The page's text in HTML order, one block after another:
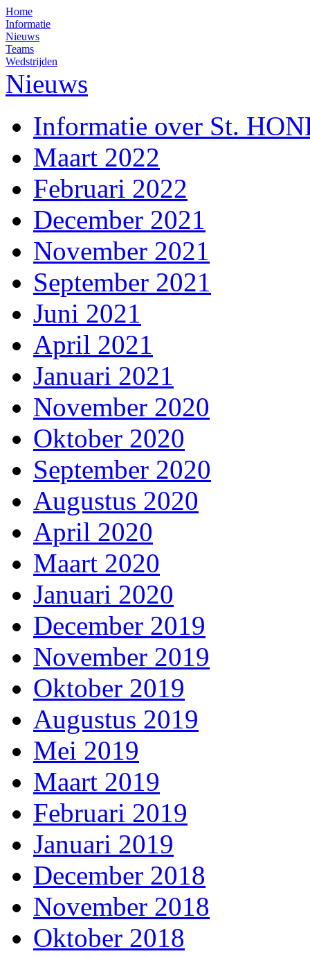
Home
Informatie
Nieuws
Teams
Wedstrijden
Nieuws
Informatie over St.
Maart 2022
Februari 2022
December 2021
November 2021
September 2021
Juni 2021
April 2021
Januari 2021
November 2020
Oktober 2020
September 2020
Augustus 2020
April 2020
Maart 2020
Januari 2020
December 2019
November 2019
Oktober 2019
Augustus 2019
Mei 2019
Maart 2019
Februari 2019
Januari 2019
December 2018
November 2018
Oktober 2018